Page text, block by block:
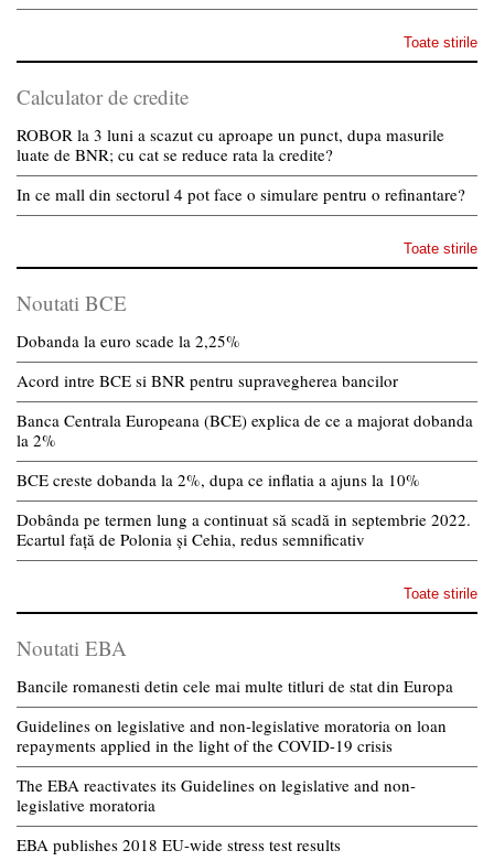
Toate stirile
Calculator de credite
ROBOR la 3 luni a scazut cu aproape un punct, dupa masurile
luate de BNR; cu cat se reduce rata la credite?
In ce mall din sectorul 4 pot face o simulare pentru o refinantare?
Toate stirile
Noutati BCE
Dobanda la euro scade la 2,25%
Acord intre BCE si BNR pentru supravegherea bancilor
Banca Centrala Europeana (BCE) explica de ce a majorat dobanda
la 2%
BCE creste dobanda la 2%, dupa ce inflatia a ajuns la 10%
Dobânda pe termen lung a continuat să scadă in septembrie 2022.
Ecartul față de Polonia și Cehia, redus semnificativ
Toate stirile
Noutati EBA
Bancile romanesti detin cele mai multe titluri de stat din Europa
Guidelines on legislative and non-legislative moratoria on loan
repayments applied in the light of the COVID-19 crisis
The EBA reactivates its Guidelines on legislative and non-
legislative moratoria
EBA publishes 2018 EU-wide stress test results